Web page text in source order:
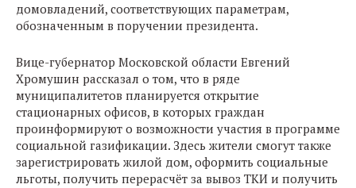
домовладений, соответствующих параметрам,
обозначенным в поручении президента.
Вице-губернатор Московской области Евгений
Хромушин рассказал о том, что в ряде
муниципалитетов планируется открытие
стационарных офисов, в которых граждан
проинформируют о возможности участия в программе
социальной газификации. Здесь жители смогут также
зарегистрировать жилой дом, оформить социальные
льготы, получить перерасчёт за вывоз ТКИ и получить